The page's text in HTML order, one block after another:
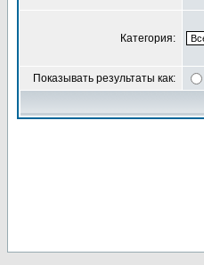
Категория:
Показывать результаты как: